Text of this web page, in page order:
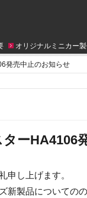
オリジナルミニカー
発売中止のお知らせ
ーHA4106
申し上げます。
新製品についての